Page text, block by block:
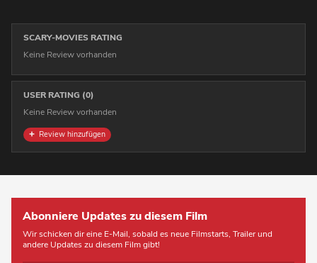
SCARY-MOVIES RATING
Keine Review vorhanden
USER RATING (0)
Keine Review vorhanden
Review hinzufügen
Abonniere Updates zu diesem Film
Wir schicken dir eine E-Mail, sobald es neue Filmstarts, Trailer und
andere Updates zu diesem Film gibt!